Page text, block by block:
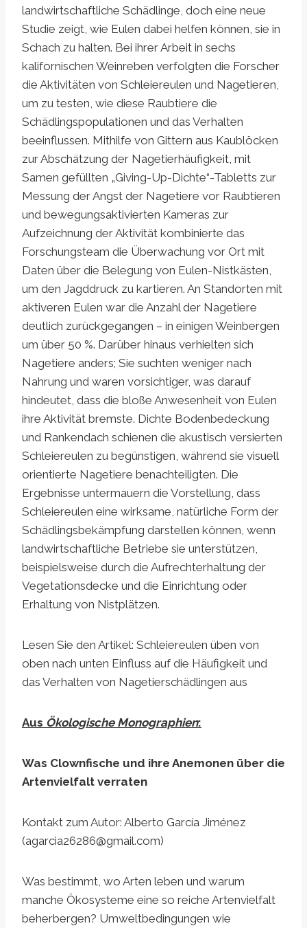
landwirtschaftliche Schädlinge, doch eine neue
Studie zeigt, wie Eulen dabei helfen können, sie in
Schach zu halten. Bei ihrer Arbeit in sechs
kalifornischen Weinreben verfolgten die Forscher
die Aktivitäten von Schleiereulen und Nagetieren,
um zu testen, wie diese Raubtiere die
Schädlingspopulationen und das Verhalten
beeinflussen. Mithilfe von Gittern aus Kaublöcken
zur Abschätzung der Nagetierhäufigkeit, mit
Samen gefüllten „Giving-Up-Dichte“-Tabletts zur
Messung der Angst der Nagetiere vor Raubtieren
und bewegungsaktivierten Kameras zur
Aufzeichnung der Aktivität kombinierte das
Forschungsteam die Überwachung vor Ort mit
Daten über die Belegung von Eulen-Nistkästen,
um den Jagddruck zu kartieren. An Standorten mit
aktiveren Eulen war die Anzahl der Nagetiere
deutlich zurückgegangen – in einigen Weinbergen
um über 50 %. Darüber hinaus verhielten sich
Nagetiere anders; Sie suchten weniger nach
Nahrung und waren vorsichtiger, was darauf
hindeutet, dass die bloße Anwesenheit von Eulen
ihre Aktivität bremste. Dichte Bodenbedeckung
und Rankendach schienen die akustisch versierten
Schleiereulen zu begünstigen, während sie visuell
orientierte Nagetiere benachteiligten. Die
Ergebnisse untermauern die Vorstellung, dass
Schleiereulen eine wirksame, natürliche Form der
Schädlingsbekämpfung darstellen können, wenn
landwirtschaftliche Betriebe sie unterstützen,
beispielsweise durch die Aufrechterhaltung der
Vegetationsdecke und die Einrichtung oder
Erhaltung von Nistplätzen.
Lesen Sie den Artikel: Schleiereulen üben von
oben nach unten Einfluss auf die Häufigkeit und
das Verhalten von Nagetierschädlingen aus
Aus Ökologische Monographien:
Was Clownfische und ihre Anemonen über die
Artenvielfalt verraten
Kontakt zum Autor: Alberto García Jiménez
(agarcia26286@gmail.com)
Was bestimmt, wo Arten leben und warum
manche Ökosysteme eine so reiche Artenvielfalt
beherbergen? Umweltbedingungen wie